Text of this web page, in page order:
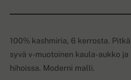
100% kashmiria, 6 kerrosta.
syvä v-muotoinen kaula-aukko
hihoissa. Moderni malli.